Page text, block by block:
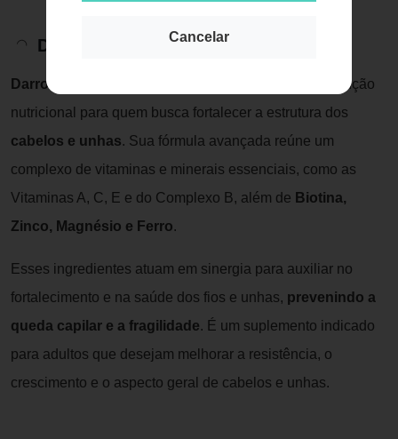
Cancelar
Descrição do Produto
Darrow Doctar Forcecaps 90 Comprimidos
é a solução
nutricional para quem busca fortalecer a estrutura dos
cabelos e unhas. Sua fórmula avançada reúne um
complexo de vitaminas e minerais essenciais, como as
Vitaminas A, C, E e do Complexo B, além de Biotina,
Zinco, Magnésio e Ferro.
Esses ingredientes atuam em sinergia para auxiliar no
fortalecimento e na saúde dos fios e unhas, prevenindo a
queda capilar e a fragilidade. É um suplemento indicado
para adultos que desejam melhorar a resistência, o
crescimento e o aspecto geral de cabelos e unhas.